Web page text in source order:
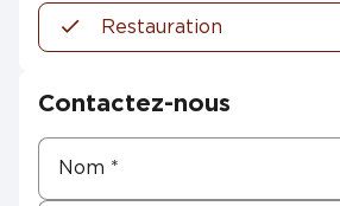
Restauration
Contactez-nous